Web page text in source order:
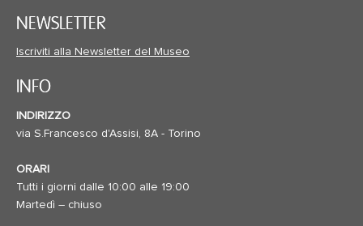
NEWSLETTER
Iscriviti alla Newsletter del Museo
INFO
INDIRIZZO
via S.Francesco d'Assisi, 8A - Torino
ORARI
Tutti i giorni dalle 10:00 alle 19:00
Martedì – chiuso